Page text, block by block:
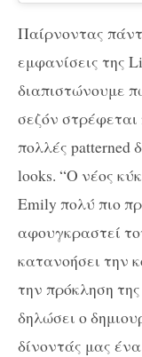
Παίρνοντας
εμφανίσεις της
διαπιστώνουμε
σεζόν
πολλές patterned
looks. “Ο νέος
Emily πολύ πιο
αφουγκραστεί
κατανοήσει την
την πρόκληση
δηλώσει ο
δίνοντάς μας